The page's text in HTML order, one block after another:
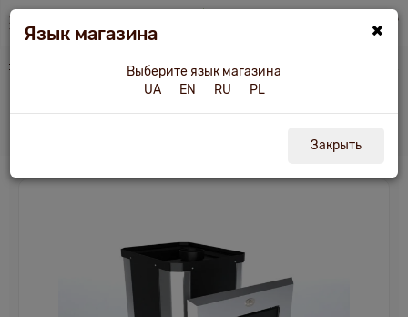
другое оборудование Каменка для сауны НОВАСЛАВ "Панорама" 26 куб.м
×
Язык магазина
Выберите язык магазина
UA
EN RU PL
Закрыть